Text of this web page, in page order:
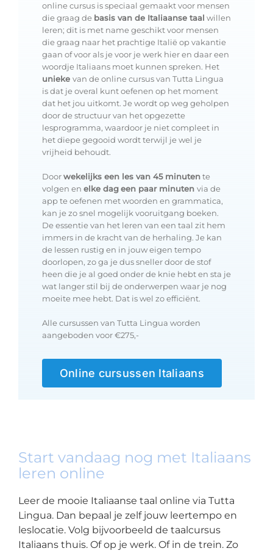
online cursus is speciaal gemaakt voor mensen
die graag de basis van de Italiaanse taal willen
leren; dit is met name geschikt voor mensen
die graag naar het prachtige Italië op vakantie
gaan of voor als je voor je werk hier en daar een
woordje Italiaans moet kunnen spreken. Het
unieke van de online cursus van Tutta Lingua
is dat je overal kunt oefenen op het moment
dat het jou uitkomt. Je wordt op weg geholpen
door de structuur van het opgezette
lesprogramma, waardoor je niet compleet in
het diepe gegooid wordt terwijl je wel je
vrijheid behoudt.
Doorwekelijks een les van 45 minutente
volgen en elke dag een paar minuten via de
app te oefenen met woorden en grammatica,
kan je zo snel mogelijk vooruitgang boeken.
De essentie van het leren van een taal zit hem
immers in de kracht van de herhaling. Je kan
de lessen rustig en in jouw eigen tempo
doorlopen, zo ga je dus sneller door de stof
heen die je al goed onder de knie hebt en sta je
wat langer stil bij de onderwerpen waar je nog
moeite mee hebt. Dat is wel zo efficiënt.
Alle cursussen van Tutta Lingua worden
aangeboden voor €275,-
Online cursussen Italiaans
Start vandaag nog met Italiaans
leren online
Leer de mooie Italiaanse taal online via Tutta
Lingua. Dan bepaal je zelf jouw leertempo en
leslocatie. Volg bijvoorbeeld de taalcursus
Italiaans thuis. Of op je werk. Of in de trein. Zo